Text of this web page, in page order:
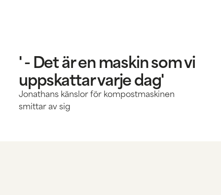
' - Det är en maskin som vi
uppskattar varje dag'
Jonathans känslor för kompostmaskinen
smittar av sig